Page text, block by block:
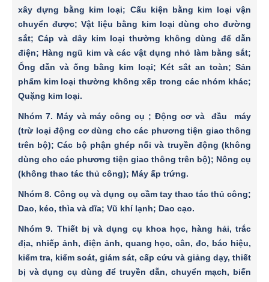
xây dựng bằng kim loại; Cấu kiện bằng kim loại vận
chuyển được; Vật liệu bằng kim loại dùng cho đường
sắt; Cáp và dây kim loại thường không dùng để dẫn
điện; Hàng ngũ kim và các vật dụng nhỏ làm bằng sắt;
Ống dẫn và ống bằng kim loại; Két sắt an toàn; Sản
phẩm kim loại thường không xếp trong các nhóm khác;
Quặng kim loại.
Nhóm 7. Máy và máy công cụ ; Ðộng cơ và đầu máy
(trừ loại động cơ dùng cho các phương tiện giao thông
trên bộ); Các bộ phận ghép nối và truyền động (không
dùng cho các phương tiện giao thông trên bộ); Nông cụ
(không thao tác thủ công); Máy ấp trứng.
Nhóm 8. Công cụ và dụng cụ cầm tay thao tác thủ công;
Dao, kéo, thìa và dĩa; Vũ khí lạnh; Dao cạo.
Nhóm 9. Thiết bị và dụng cụ khoa học, hàng hải, trắc
địa, nhiếp ảnh, điện ảnh, quang học, cân, đo, báo hiệu,
kiểm tra, kiểm soát, giám sát, cấp cứu và giảng dạy, thiết
bị và dụng cụ dùng để truyền dẫn, chuyển mạch, biến